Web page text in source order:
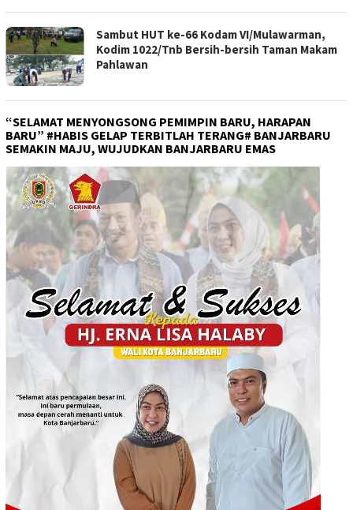
Sambut HUT ke-66 Kodam VI/Mulawarman,
Kodim 1022/Tnb Bersih-bersih Taman Makam
Pahlawan
“SELAMAT MENYONGSONG PEMIMPIN BARU, HARAPAN
BARU” #HABIS GELAP TERBITLAH TERANG# BANJARBARU
SEMAKIN MAJU, WUJUDKAN BANJARBARU EMAS